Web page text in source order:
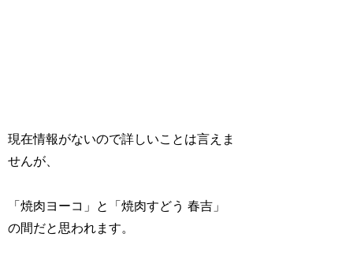
現在情報がないので詳しいことは言えま
せんが、
「焼肉ヨーコ」と「焼肉すどう 春吉」
の間だと思われます。